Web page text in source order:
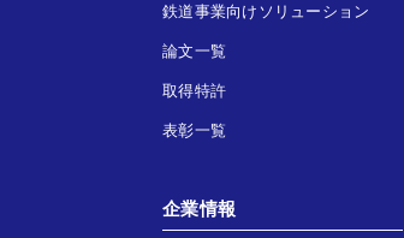
鉄道事業向けソリューション
論文一覧
取得特許
表彰一覧
企業情報